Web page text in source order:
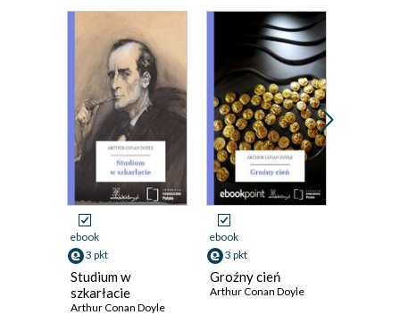
ebook
3 pkt
Studium w
szkarłacie
Arthur Conan Doyle
ebook
3 pkt
Groźny cień
Arthur Conan Doyle